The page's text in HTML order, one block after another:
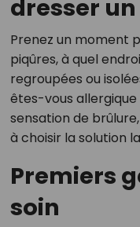
dresser
Prenez un moment
piqûres, à quel
regroupées ou
êtes-vous
sensation de
à choisir la solution
Premiers
soin